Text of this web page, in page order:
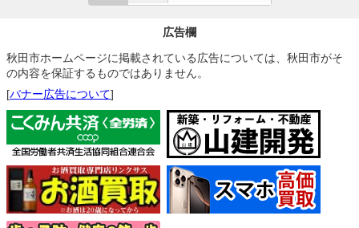
広告欄
秋田市ホームページに掲載されている広告については、秋田市がそ
の内容を保証するものではありません。
[バナー広告について]